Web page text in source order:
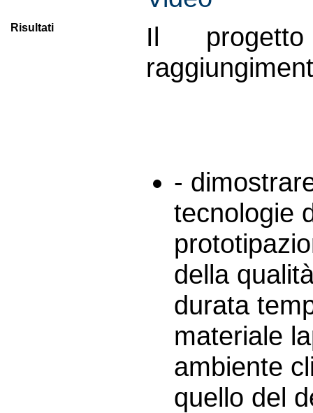
Risultati
Il
-
tecnologie
della
durata
materiale
ambiente
quello del